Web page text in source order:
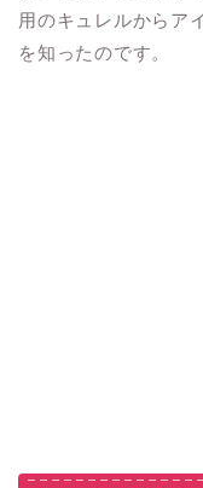
用のキュレルからア
を知ったのです。